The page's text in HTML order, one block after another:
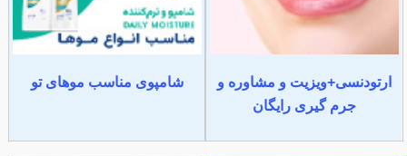
ارتودنسی+ویزیت و مشاوره و
جرم گیری رایگان
شامپوی مناسب موهای تو